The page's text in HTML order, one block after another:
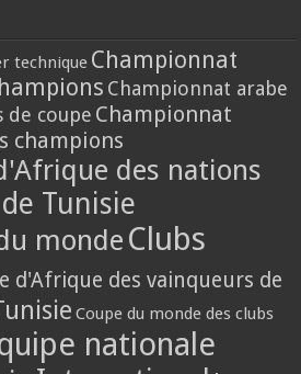
technique Championnat
Championnat arabe
de coupe Championnat
champions
des nations
Tunisie
monde Clubs
d'Afrique des vainqueurs de
Coupe du monde des clubs
nationale